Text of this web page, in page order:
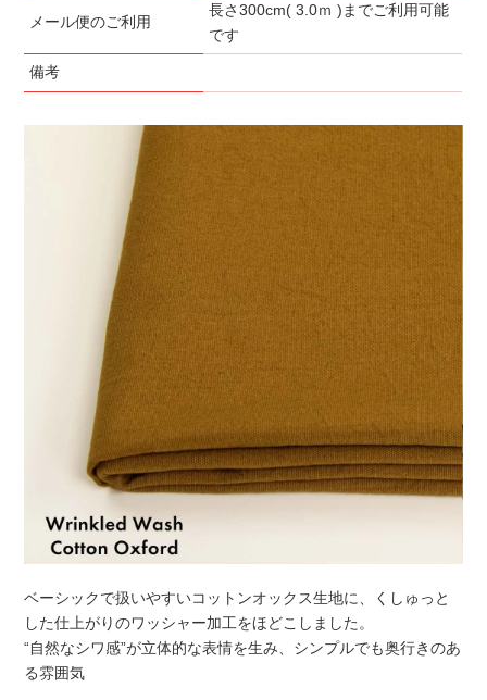
メール便のご利用
長さ300cm( 3.0ｍ )までご利用可能
です
備考
ベーシックで扱いやすいコットンオックス生地に、くしゅっと
した仕上がりのワッシャー加工をほどこしました。
“自然なシワ感”が立体的な表情を生み、シンプルでも奥行きのあ
る雰囲気